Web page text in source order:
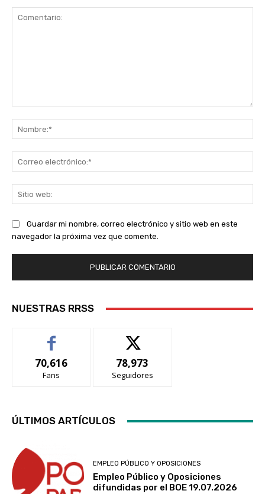
Guardar mi nombre, correo electrónico y sitio web en este
navegador la próxima vez que comente.
NUESTRAS RRSS
70,616
Fans
78,973
Seguidores
ÚLTIMOS ARTÍCULOS
EMPLEO PÚBLICO Y OPOSICIONES
Empleo Público y Oposiciones
difundidas por el BOE 19.07.2026